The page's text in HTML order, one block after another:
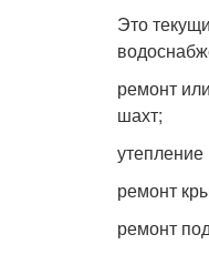
Это
ремонт
шахт;
ремонт
ремонт